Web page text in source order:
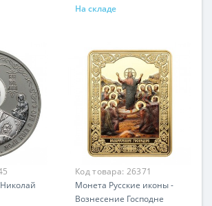
На складе
Код товара: 26371
Монета Русские иконы -
Вознесение Господне